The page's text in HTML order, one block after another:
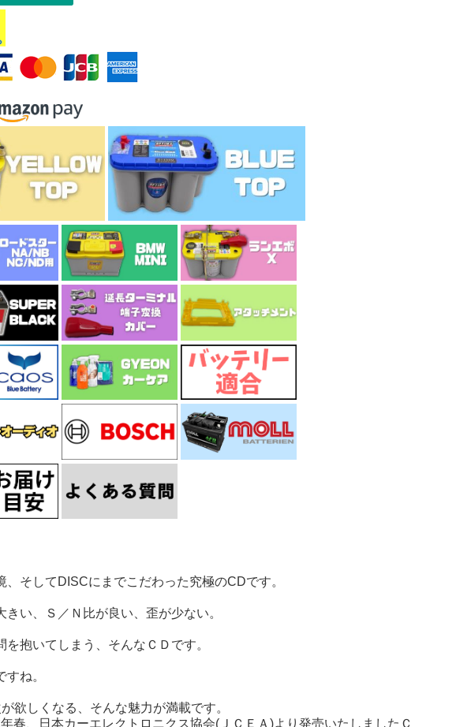
そしてDISCにまでこだわった究極のCDです。
い、Ｓ／Ｎ比が良い、歪が少ない。
抱いてしまう、そんなＣＤです。
ね。
欲しくなる、そんな魅力が満載です。
春、日本カーエレクトロニクス協会(ＪＣＥＡ)より発売いたしましたＣ